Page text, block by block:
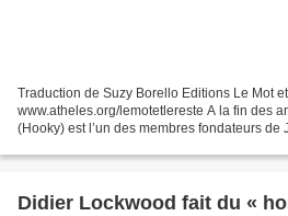
Traduction de Suzy Borello Editions Le Mot
www.atheles.org/lemotetlereste A la fin des
(Hooky) est l’un des membres fondateurs de
Didier Lockwood fait du «